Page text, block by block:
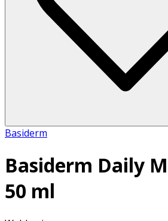
Basiderm
Basiderm Daily
50 ml